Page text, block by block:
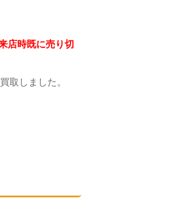
店時既に売り切
取しました。